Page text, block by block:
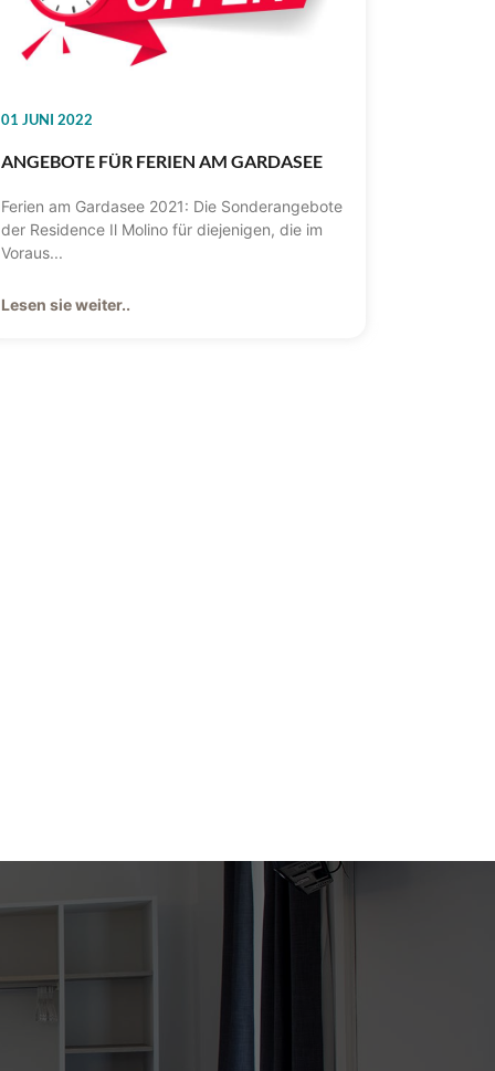
01 JUNI 2022
ANGEBOTE FÜR FERIEN AM GARDASEE
Ferien am Gardasee 2021: Die Sonderangebote
der Residence Il Molino für diejenigen, die im
Voraus...
Lesen sie weiter..